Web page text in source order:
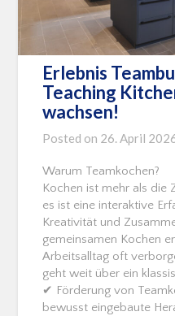
Erlebnis
Teaching
wachsen!
Posted on 26. April
Warum Teamkochen?
Kochen ist mehr als die
es ist eine interaktive
Kreativität und
gemeinsamen Kochen
Arbeitsalltag oft
geht weit über ein
✔ Förderung von
bewusst eingebaute